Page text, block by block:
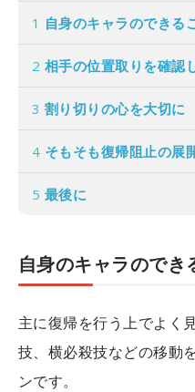
1 自身のキャラのできる
2 相手の位置取りを確認
3 割り切りの心を大切に
4 そもそも復帰阻止の展
5 最後に
自身のキャラのでき
主に復帰を行う上でよく
技、横必殺技などの移動
ンです。